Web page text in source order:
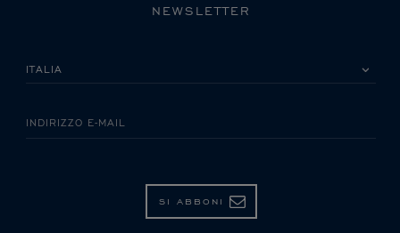
NEWSLETTER
INDIRIZZO E-MAIL
SI ABBONI